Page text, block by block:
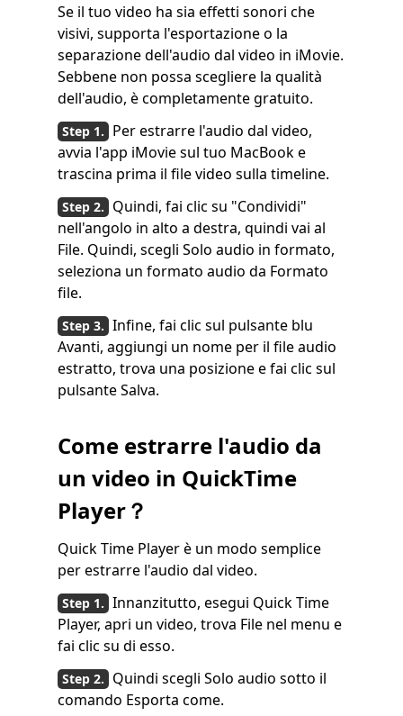
Se il tuo video ha sia effetti sonori che
visivi, supporta l'esportazione o la
separazione dell'audio dal video in iMovie.
Sebbene non possa scegliere la qualità
dell'audio, è completamente gratuito.
Per estrarre l'audio dal video,
avvia l'app iMovie sul tuo MacBook e
trascina prima il file video sulla timeline.
Quindi, fai clic su "Condividi"
nell'angolo in alto a destra, quindi vai al
File. Quindi, scegli Solo audio in formato,
seleziona un formato audio da Formato
file.
Infine, fai clic sul pulsante blu
Avanti, aggiungi un nome per il file audio
estratto, trova una posizione e fai clic sul
pulsante Salva.
Come estrarre l'audio da
un video in QuickTime
Player？
Quick Time Player è un modo semplice
per estrarre l'audio dal video.
Innanzitutto, esegui Quick Time
Player, apri un video, trova File nel menu e
fai clic su di esso.
Quindi scegli Solo audio sotto il
comando Esporta come.